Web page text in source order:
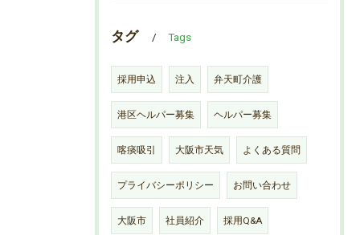
タグ Tags
採用申込 注入 弁天町介護
港区ヘルパー募集 ヘルパー募集
喀痰吸引 大阪市天気 よくある質問
プライバシーポリシー お問い合わせ
大阪市 社員紹介 採用Q&A